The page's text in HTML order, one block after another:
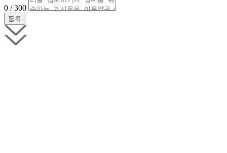
0 / 300